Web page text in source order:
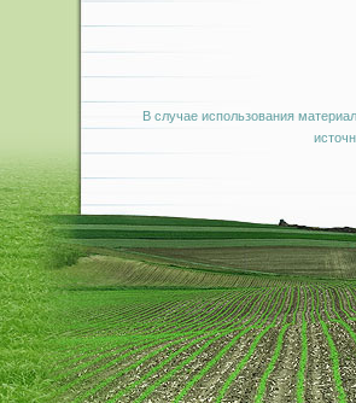
В случае использования